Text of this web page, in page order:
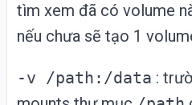
tìm xem đã có volume
nếu chưa sẽ tạo 1
-v /path:/data :